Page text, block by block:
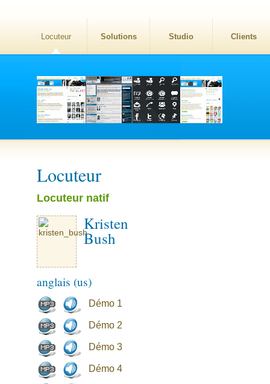
Locuteur Solutions Studio Clients
Locuteur
Locuteur natif
Kristen
Bush
anglais (us)
Démo 1
Démo 2
Démo 3
Démo 4